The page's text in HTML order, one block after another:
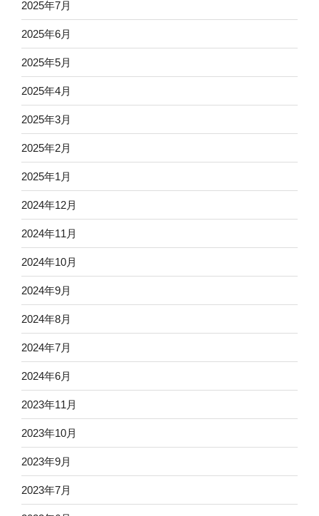
2025年7月
2025年6月
2025年5月
2025年4月
2025年3月
2025年2月
2025年1月
2024年12月
2024年11月
2024年10月
2024年9月
2024年8月
2024年7月
2024年6月
2023年11月
2023年10月
2023年9月
2023年7月